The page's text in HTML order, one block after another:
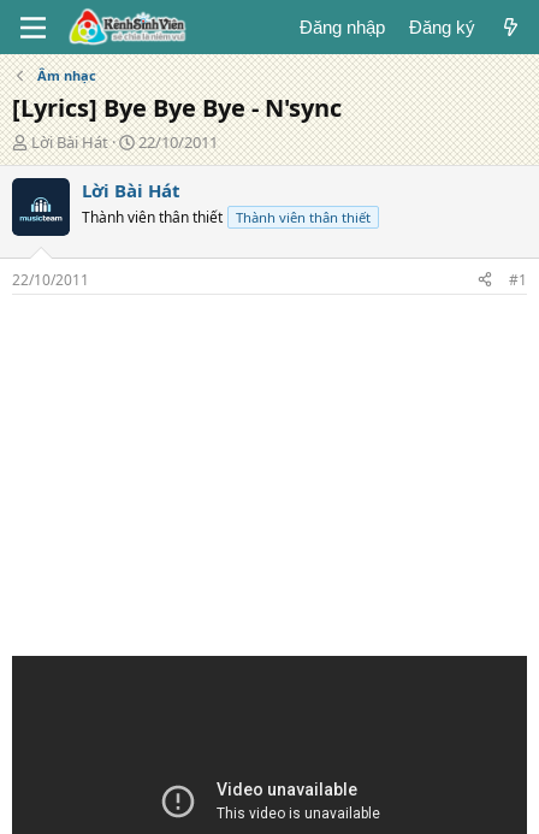
Đăng nhập Đăng ký
Âm nhạc
[Lyrics] Bye Bye Bye - N'sync
T
á
c
g
i
ả
Lời Bài Hát
N
g
à
y
đ
g
22/10/2011
Lời Bài Hát
Thành viên thân thiết Thành viên thân thiết
22/10/2011 #1